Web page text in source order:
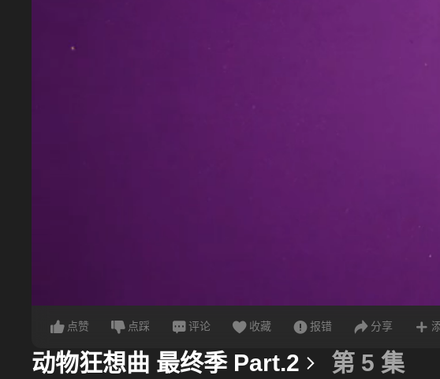
点赞 点踩 评论 收藏 报错 分享
动物狂想曲 最终季 Part.2 更多信息第 5 集